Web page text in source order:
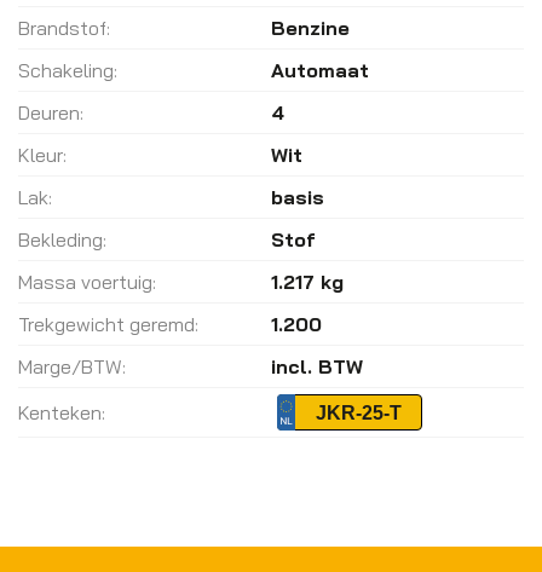
Brandstof:
Benzine
Schakeling:
Automaat
Deuren:
4
Kleur:
Wit
Lak:
basis
Bekleding:
Stof
Massa voertuig:
1.217 kg
Trekgewicht geremd:
1.200
Marge/BTW:
incl. BTW
Kenteken:
JKR-25-T